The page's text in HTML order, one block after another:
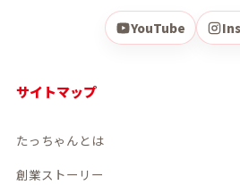
YouTube
サイトマップ
たっちゃんとは
創業ストーリー